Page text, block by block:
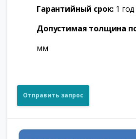
Гарантийный срок: 1 год
Допустимая толщина
мм
Отправить запрос